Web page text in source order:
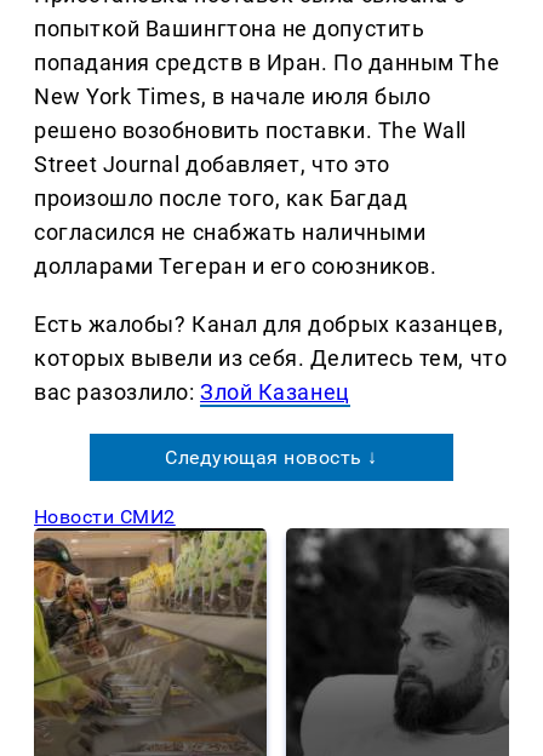
попыткой Вашингтона не допустить
попадания средств в Иран. По данным The
New York Times, в начале июля было
решено возобновить поставки. The Wall
Street Journal добавляет, что это
произошло после того, как Багдад
согласился не снабжать наличными
долларами Тегеран и его союзников.
Есть жалобы? Канал для добрых казанцев,
которых вывели из себя. Делитеcь тем, что
вас разозлило:Злой Казанец
Следующая новость ↓
Новости СМИ2